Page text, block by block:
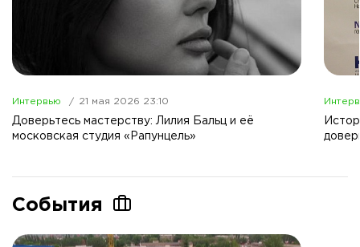
Интервью 21 мая 2026 23:10
Доверьтесь мастерству: Лилия Бальц и её
московская студия «Рапунцель»
События